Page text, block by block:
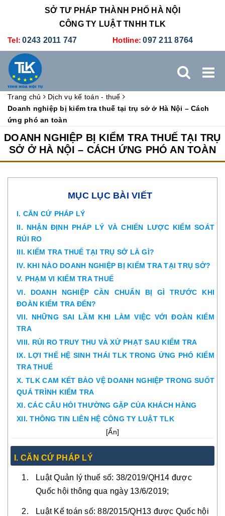
SỞ TƯ PHÁP THÀNH PHỐ HÀ NỘI
CÔNG TY LUẬT TNHH TLK
Tel: 0243 2011 747 Hotline: 097 211 8764
DỊCH VỤ KẾ TOÁN - THUẾ XÚC TIẾN THƯƠNG MẠI
Trang chủ
Dịch vụ kế toán - thuế
Doanh nghiệp bị kiểm tra thuế tại trụ sở ở Hà Nội – Cách
ứng phó an toàn
DOANH NGHIỆP BỊ KIỂM TRA THUẾ TẠI TRỤ
SỞ Ở HÀ NỘI – CÁCH ỨNG PHÓ AN TOÀN
MỤC LỤC BÀI VIẾT
I. CĂN CỨ PHÁP LÝ
II. NHẬN ĐỊNH PHÁP LÝ VÀ CHIẾN LƯỢC KIỂM SOÁT
RỦI RO
III. KIỂM TRA THUẾ TẠI TRỤ SỞ LÀ GÌ?
IV. KHI NÀO DOANH NGHIỆP BỊ KIỂM TRA TẠI TRỤ SỞ?
V. PHẠM VI KIỂM TRA THUẾ
VI. DOANH NGHIỆP CẦN CHUẨN BỊ GÌ TRƯỚC KHI
ĐOÀN KIỂM TRA ĐẾN?
VII. NHỮNG SAI LẦM KHI LÀM VIỆC VỚI ĐOÀN KIỂM
TRA
VIII. RỦI RO TRUY THU VÀ XỬ PHẠT SAU KIỂM TRA
IX. LỢI THẾ HỆ SINH THÁI TLK TRONG ỨNG PHÓ KIỂM
TRA THUẾ
X. TLK CAM KẾT BẢO VỆ DOANH NGHIỆP TRONG SUỐT
QUÁ TRÌNH KIỂM TRA
XI. CÁC CÂU HỎI THƯỜNG GẶP CỦA KHÁCH HÀNG
XII. THÔNG TIN LIÊN HỆ CÔNG TY LUẬT TLK
[Ẩn]
I. CĂN CỨ PHÁP LÝ
Luật Quản lý thuế số: 38/2019/QH14 được
Quốc hội thông qua ngày 13/6/2019;
Luật Kế toán số: 88/2015/QH13 được Quốc hội